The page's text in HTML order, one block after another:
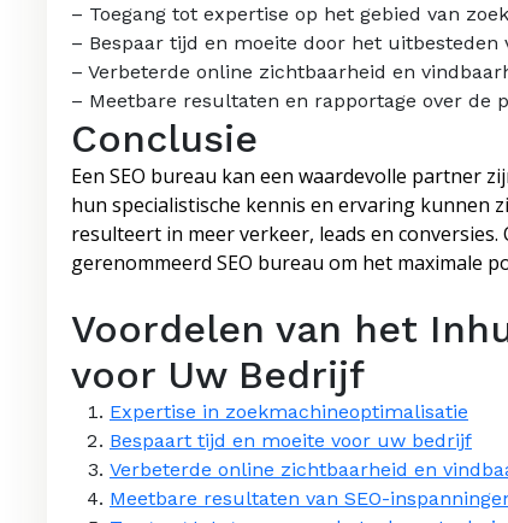
– Toegang tot expertise op het gebied van
– Bespaar tijd en moeite door het uitbesteden
– Verbeterde online zichtbaarheid en
– Meetbare resultaten en rapportage over de
Conclusie
Een SEO bureau kan een waardevolle partner
hun specialistische kennis en ervaring kunnen
resulteert in meer verkeer, leads en
gerenommeerd SEO bureau om het maximale
Voordelen van het
voor Uw Bedrijf
Expertise in zoekmachineoptimalisatie
Bespaart tijd en moeite voor uw bedrijf
Verbeterde online zichtbaarheid en
Meetbare resultaten van SEO-